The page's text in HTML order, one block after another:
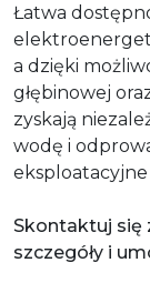
Łatwa
a dzięki
głębinowej
zyskają
wodę i
Skontaktuj się
szczegóły i